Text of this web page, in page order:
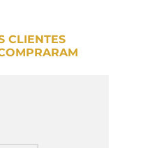
CLIENTES